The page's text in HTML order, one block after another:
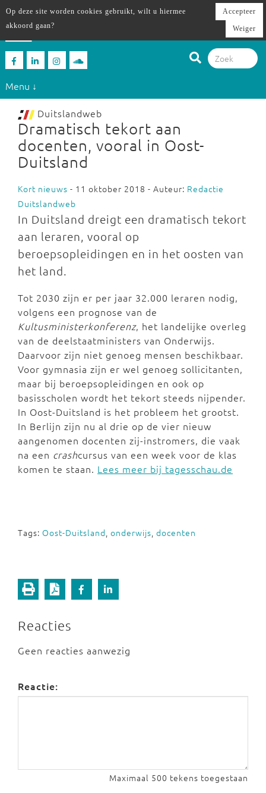
Menu ↓
Duitslandweb
Dramatisch tekort aan
docenten, vooral in Oost-
Duitsland
Kort nieuws - 11 oktober 2018 - Auteur: Redactie
Duitslandweb
In Duitsland dreigt een dramatisch tekort
aan leraren, vooral op
beroepsopleidingen en in het oosten van
het land.
Tot 2030 zijn er per jaar 32.000 leraren nodig,
volgens een prognose van de
Kultusministerkonferenz, het landelijke overleg
van de deelstaatministers van Onderwijs.
Daarvoor zijn niet genoeg mensen beschikbaar.
Voor gymnasia zijn er wel genoeg sollicitanten,
maar bij beroepsopleidingen en ook op
basisscholen wordt het tekort steeds nijpender.
In Oost-Duitsland is het probleem het grootst.
In Berlijn zijn nu al drie op de vier nieuw
aangenomen docenten zij-instromers, die vaak
na een crashcursus van een week voor de klas
komen te staan. Lees meer bij tagesschau.de
Tags: Oost-Duitsland, onderwijs, docenten
Reacties
Geen reacties aanwezig
Reactie:
Maximaal 500 tekens toegestaan
Op deze site worden cookies gebruikt, wilt u hiermee
akkoord gaan?
Accepteer
Weiger